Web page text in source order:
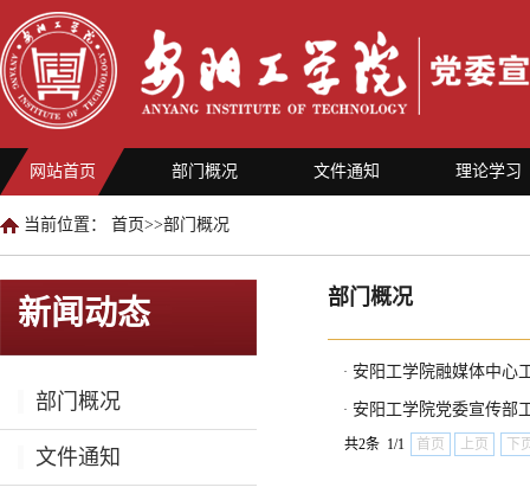
网站首页 部门概况 文件通知 理论学习
当前位置： 首页>>部门概况
新闻动态
部门概况
文件通知
部门概况
· 安阳工学院融媒体中心
· 安阳工学院党委宣传部
共2条 1/1 首页 上页 下